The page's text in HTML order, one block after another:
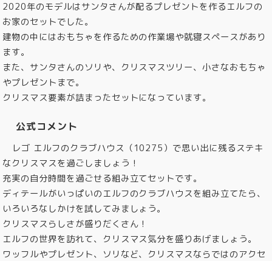
2020年のモデルはサンタさんが配るプレゼントを作るエルフの
お家のセットでした。
建物の中にはおもちゃを作るための作業場や就寝スペースがあり
ます。
また、サンタさんのソリや、クリスマスツリー、小さなおもちゃ
やプレゼントまで。
クリスマス要素が詰まったセットになっています。
公式コメント
レゴ エルフのクラブハウス（10275）で思い出に残るステキ
なクリスマスを過ごしましょう！
充実の自分時間を過ごせる組み立てセットです。
ディテールがいっぱいのエルフのクラブハウスを組み立てたら、
いろいろなしかけを試してみましょう。
クリスマスらしさが盛りだくさん！
エルフの世界を訪れて、クリスマス気分を盛りあげましょう。
ワッフルやプレゼント、ソリなど、クリスマスならではのアクセ